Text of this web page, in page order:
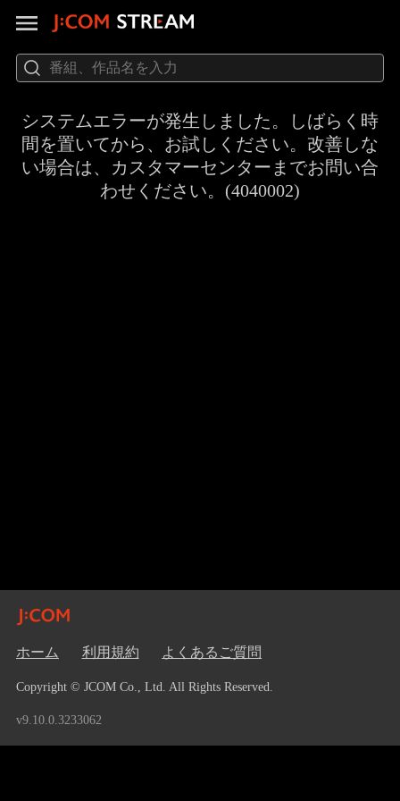
システムエラーが発生しました。しばらく時
間を置いてから、お試しください。改善しな
い場合は、カスタマーセンターまでお問い合
わせください。(4040002)
ホーム 利用規約 よくあるご質問
Copyright © JCOM Co., Ltd. All Rights Reserved.
v9.10.0.3233062